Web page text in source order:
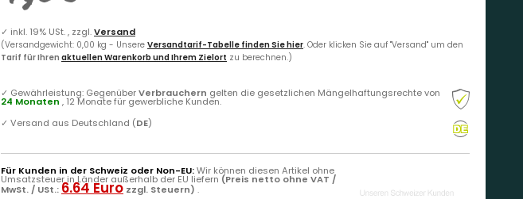
✓ inkl. 19% USt. , zzgl.Versand
(Versandgewicht: 0,00 kg - Unsere Versandtarif-Tabelle finden Sie hier. Oder klicken Sie auf "Versand" um den
Tarif für Ihren aktuellen Warenkorb und Ihrem Zielort zu berechnen.)
✓ Gewährleistung: GegenüberVerbrauchern gelten die gesetzlichen Mängelhaftungsrechte von
24 Monaten , 12 Monate für gewerbliche Kunden.
✓ Versand aus Deutschland (DE)
Für Kunden in der Schweiz oder Non-EU:Wir können diesen Artikel ohne
Umsatzsteuer in Länder außerhalb der EU liefern (Preis netto ohne VAT /
MwSt. / USt.: 6.64 Euro zzgl. Steuern) .